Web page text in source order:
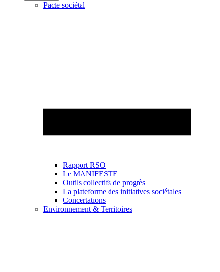
Pacte sociétal
Rapport RSO
Le MANIFESTE
Outils collectifs de progrès
La plateforme des initiatives sociétales
Concertations
Environnement & Territoires